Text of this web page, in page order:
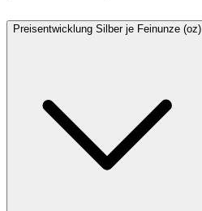
Preisentwicklung Silber je Feinunze (oz)